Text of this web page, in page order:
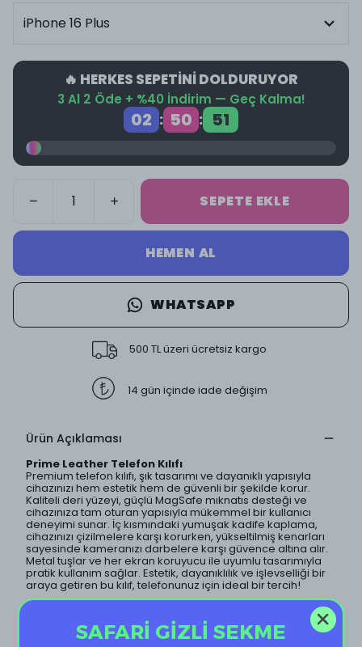
🔥 HERKES SEPETİNİ DOLDURUYOR
3 Al 2 Öde + %40 İndirim — Geç Kalma!
02 : 50 : 51
SEPETE EKLE
HEMEN AL
WHATSAPP
500 TL üzeri ücretsiz kargo
14 gün içinde iade değişim
Ürün Açıklaması
Prime Leather Telefon Kılıfı
Premium telefon kılıfı, şık tasarımı ve dayanıklı yapısıyla
cihazınızı hem estetik hem de güvenli bir şekilde korur.
Kaliteli deri yüzeyi, güçlü MagSafe mıknatıs desteği ve
cihazınıza tam oturan yapısıyla mükemmel bir kullanıcı
deneyimi sunar. İç kısmındaki yumuşak kadife kaplama,
cihazınızı çizilmelere karşı korurken, yükseltilmiş kenarları
sayesinde kameranızı darbelere karşı güvence altına alır.
Metal tuşlar ve her ekran koruyucu ile uyumlu tasarımıyla
pratik kullanım sağlar. Estetik, dayanıklılık ve işlevselliği bir
araya getiren bu kılıf, telefonunuz için ideal bir tercih!
1. Kaliteli deri yüzey: Şık ve dayanıklı.
SAFARİ GİZLİ SEKME